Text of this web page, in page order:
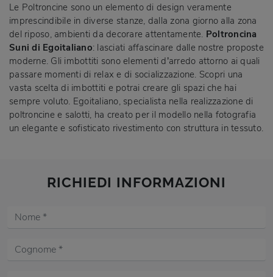
Le Poltroncine sono un elemento di design veramente
imprescindibile in diverse stanze, dalla zona giorno alla zona
del riposo, ambienti da decorare attentamente. Poltroncina
Suni di Egoitaliano: lasciati affascinare dalle nostre proposte
moderne. Gli imbottiti sono elementi d’arredo attorno ai quali
passare momenti di relax e di socializzazione. Scopri una
vasta scelta di imbottiti e potrai creare gli spazi che hai
sempre voluto. Egoitaliano, specialista nella realizzazione di
poltroncine e salotti, ha creato per il modello nella fotografia
un elegante e sofisticato rivestimento con struttura in tessuto.
RICHIEDI INFORMAZIONI